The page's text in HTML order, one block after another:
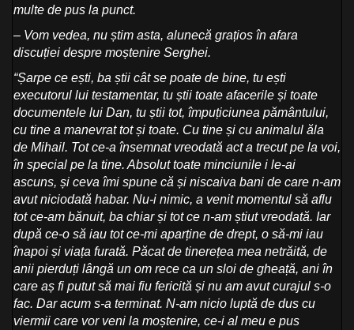
multe de pus la punct.
– Vom vedea, nu știm asta, alunecă grațios în afara
discuției despre moștenire Serghei.
“Șarpe ce ești, ba știi cât se poate de bine, tu ești
executorul lui testamentar, tu știi toate afacerile și toate
documentele lui Dan, tu știi tot, împuțiciunea pământului,
cu tine a manevrat tot și toate. Cu tine și cu animalul ăla
de Mihail. Tot ce-a însemnat vreodată act a trecut pe la voi,
în special pe la tine. Absolut toate minciunile i le-ai
ascuns, și ceva îmi spune că și niscaiva bani de care n-am
avut niciodată habar. Nu-i nimic, a venit momentul să aflu
tot ce-am bănuit, ba chiar și tot ce n-am știut vreodată. Iar
după ce-o să iau tot ce-mi aparține de drept, o să-mi iau
înapoi și viața furată. Păcat de tinerețea mea netrăită, de
anii pierduți lângă un om rece ca un sloi de gheață, ani în
care aș fi putut să mai fiu fericită și nu am avut curajul s-o
fac. Dar acum s-a terminat. N-am nicio luptă de dus cu
viermii care vor veni la moștenire, ce-i al meu e pus